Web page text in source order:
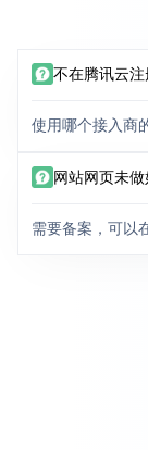
不在腾讯云
使用哪个接入商
网站网页未
需要备案，可以